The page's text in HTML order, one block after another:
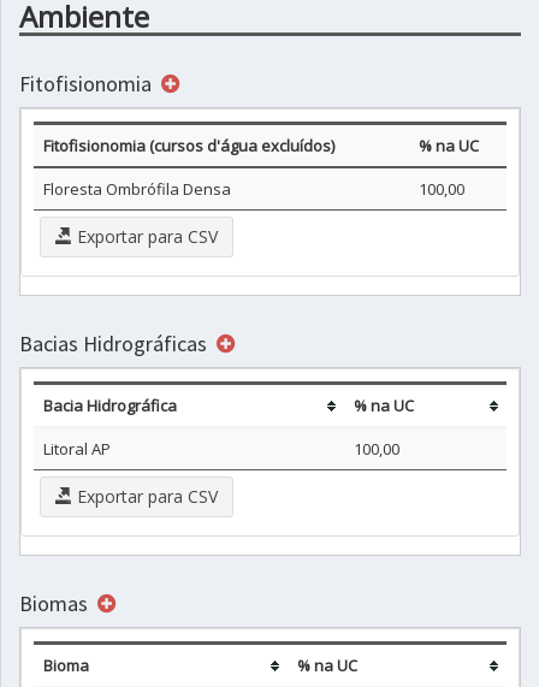
Ambiente
Fitofisionomia
Fitofisionomia (cursos d'água excluídos)
% na UC
Floresta Ombrófila Densa
100,00
Exportar para CSV
Bacias Hidrográficas
Bacia Hidrográfica
% na UC
Litoral AP
100,00
Exportar para CSV
Biomas
Bioma
% na UC